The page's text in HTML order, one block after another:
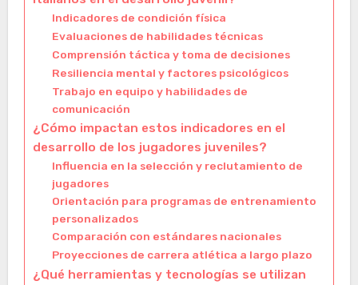
Indicadores de condición física
Evaluaciones de habilidades técnicas
Comprensión táctica y toma de decisiones
Resiliencia mental y factores psicológicos
Trabajo en equipo y habilidades de
comunicación
¿Cómo impactan estos indicadores en el
desarrollo de los jugadores juveniles?
Influencia en la selección y reclutamiento de
jugadores
Orientación para programas de entrenamiento
personalizados
Comparación con estándares nacionales
Proyecciones de carrera atlética a largo plazo
¿Qué herramientas y tecnologías se utilizan